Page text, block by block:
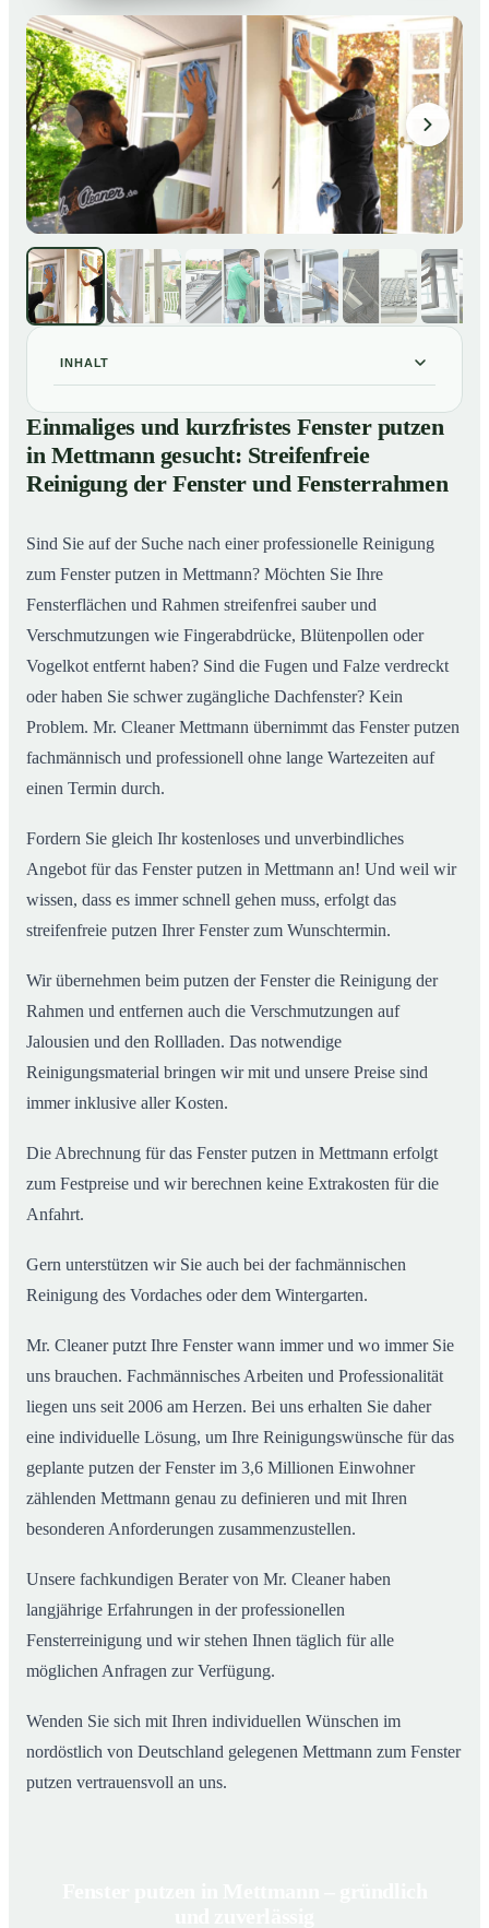
INHALT
Einmaliges und kurzfristes Fenster putzen in
Mettmann gesucht: Streifenfreie Reinigung der Fenster
und Fensterrahmen
02So putzen unsere Profis in Mettmann Ihre Fenster
Einmaliges und kurzfristes Fenster putzen
in Mettmann gesucht: Streifenfreie
Reinigung der Fenster und Fensterrahmen
Sind Sie auf der Suche nach einer professionelle Reinigung
zum Fenster putzen in Mettmann? Möchten Sie Ihre
Fensterflächen und Rahmen streifenfrei sauber und
Verschmutzungen wie Fingerabdrücke, Blütenpollen oder
Vogelkot entfernt haben? Sind die Fugen und Falze verdreckt
oder haben Sie schwer zugängliche Dachfenster? Kein
Problem. Mr. Cleaner Mettmann übernimmt das Fenster putzen
fachmännisch und professionell ohne lange Wartezeiten auf
einen Termin durch.
Fordern Sie gleich Ihr kostenloses und unverbindliches
Angebot für das Fenster putzen in Mettmann an! Und weil wir
wissen, dass es immer schnell gehen muss, erfolgt das
streifenfreie putzen Ihrer Fenster zum Wunschtermin.
Wir übernehmen beim putzen der Fenster die Reinigung der
Rahmen und entfernen auch die Verschmutzungen auf
Jalousien und den Rollladen. Das notwendige
Reinigungsmaterial bringen wir mit und unsere Preise sind
immer inklusive aller Kosten.
Die Abrechnung für das Fenster putzen in Mettmann erfolgt
zum Festpreise und wir berechnen keine Extrakosten für die
Anfahrt.
Gern unterstützen wir Sie auch bei der fachmännischen
Reinigung des Vordaches oder dem Wintergarten.
Mr. Cleaner putzt Ihre Fenster wann immer und wo immer Sie
uns brauchen. Fachmännisches Arbeiten und Professionalität
liegen uns seit 2006 am Herzen. Bei uns erhalten Sie daher
eine individuelle Lösung, um Ihre Reinigungswünsche für das
geplante putzen der Fenster im 3,6 Millionen Einwohner
zählenden Mettmann genau zu definieren und mit Ihren
besonderen Anforderungen zusammenzustellen.
Unsere fachkundigen Berater von Mr. Cleaner haben
langjährige Erfahrungen in der professionellen
Fensterreinigung und wir stehen Ihnen täglich für alle
möglichen Anfragen zur Verfügung.
Wenden Sie sich mit Ihren individuellen Wünschen im
nordöstlich von Deutschland gelegenen Mettmann zum Fenster
putzen vertrauensvoll an uns.